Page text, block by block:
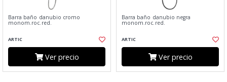
Barra baño danubio cromo
monom.roc.red.
ARTIC
Ver precio
Barra baño danubio negra
monom.roc.red.
ARTIC
Ver precio